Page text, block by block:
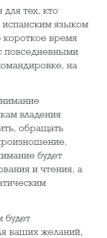
тех, кто
испанским языком
короткое время
повседневными
на
владения
обращать
будет
и чтения, а
будет
ваших желаний,